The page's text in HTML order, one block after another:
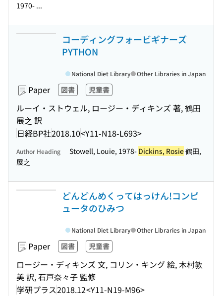
1970- ...
コーディングフォービギナーズ
PYTHON
Paper 図書 児童書
ルーイ・ストウェル, ロージー・ディキンズ 著, 鶴田
展之 訳
日経BP社2018.10<Y11-N18-L693>
National Diet Library Other Libraries in Japan
Author Heading Stowell, Louie, 1978- Dickins, Rosie鶴田,
展之
どんどんめくってはっけん!コンピ
ュータのひみつ
Paper 図書 児童書
ロージー・ディキンズ 文, コリン・キング 絵, 木村敦
美 訳, 石戸奈々子 監修
学研プラス2018.12<Y11-N19-M96>
National Diet Library Other Libraries in Japan